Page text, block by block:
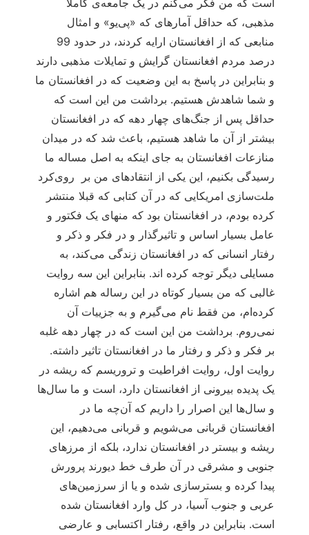
است که من فکر می‌کنم در یک جامعه‌ی کاملا
مذهبی، که حداقل آمارهای که «پی‌یو» و امثال
منابعی که از افغانستان ارایه کردند، در حدود 99
درصد مردم افغانستان گرایش و تمایلات مذهبی دارند
و بنابراین در پاسخ به این وضعیت که در افغانستان ما
و شما شاهدش هستیم. برداشت من این است که
حداقل پس از جنگ‌های چهار دهه که در افغانستان
بیشتر از آن ما شاهد هستیم، باعث شد که در میدان
منازعات افغانستان به جای اینکه به اصل مساله ما
رسیدگی بکنیم، این یکی از انتقادهای من بر روی‌کرد
ملت‌سازی امریکایی که در آن کتابی که قبلا منتشر
کرده بودم، در افغانستان بود که منهای یک فکتور و
عامل بسیار اساس و تاثیرگذار و در فکر و ذکر و
رفتار انسانی که در افغانستان زندگی می‌کند، به
مسایلی دیگر توجه کرده اند. بنابراین این سه روایت
غالبی که من بسیار کوتاه در این رساله هم اشاره
کرده‌ام، من فقط نام می‌گیرم و به جزییات آن
نمی‌روم. برداشت من این است که در چهار دهه غلبه
بر فکر و ذکر و رفتار ما در افغانستان تاثیر داشته.
روایت اول، روایت افراطیت و تروریسم که ریشه در
یک پدیده بیرونی از افغانستان دارد، است و ما سال‌ها
و سال‌ها این اصرار را داریم که آن‌چه ما در
افغانستان قربانی می‌شویم و قربانی می‌دهیم، این
ریشه و بیستر در افغانستان ندارد، بلکه از مرزهای
جنوبی و مشرقی در آن طرف خط دیورند پرورش
پیدا کرده و بسترسازی شده و یا از سرزمین‌های
عربی و جنوب آسیا، در کل وارد افغانستان شده
است. بنابراین در واقع، رفتار اکتسابی و عارضی